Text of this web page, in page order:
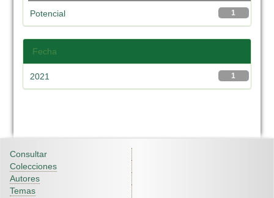
1
Potencial
Fecha
1
2021
Consultar
Colecciones
Autores
Temas